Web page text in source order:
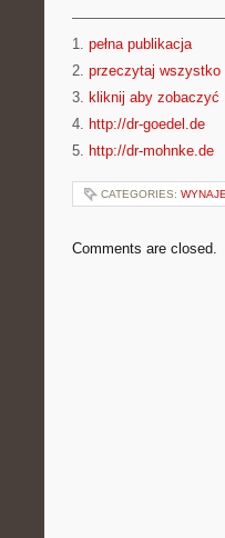
1. pełna publikacja
2. przeczytaj wszystko
3. kliknij aby zobaczyć
4. http://dr-goedel.de
5. http://dr-mohnke.de
CATEGORIES:
Comments are closed.